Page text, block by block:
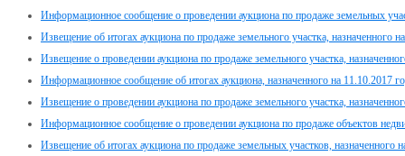
Информационное сообщение о проведении аукциона по продаже земельных
Извещение об итогах аукциона по продаже земельного участка, назначенного
Извещение о проведении аукциона по продаже земельного участка,
Информационное сообщение об итогах аукциона, назначенного на 11.10.2017
Извещение о проведении аукциона по продаже земельного участка,
Информационное сообщение о проведении аукциона по продаже объектов
Извещение об итогах аукциона по продаже земельных участков, назначенного